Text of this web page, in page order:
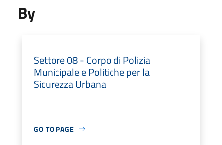
By
Settore 08 - Corpo di Polizia
Municipale e Politiche per la
Sicurezza Urbana
GO TO PAGE